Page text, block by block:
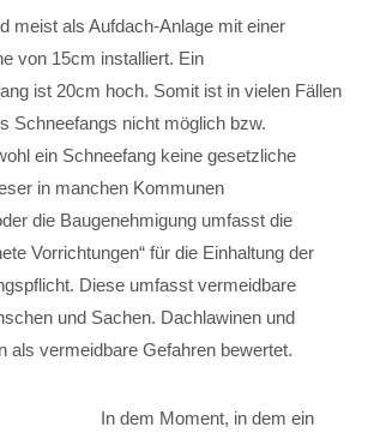
meist als Aufdach-Anlage mit einer
von 15cm installiert. Ein
ist 20cm hoch. Somit ist in vielen Fällen
Schneefangs nicht möglich bzw.
ein Schneefang keine gesetzliche
in manchen Kommunen
die Baugenehmigung umfasst die
Vorrichtungen“ für die Einhaltung der
Diese umfasst vermeidbare
und Sachen. Dachlawinen und
als vermeidbare Gefahren bewertet.
In dem Moment, in dem ein